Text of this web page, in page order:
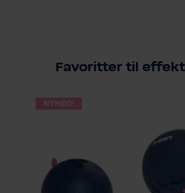
Favoritter til
NYHED!